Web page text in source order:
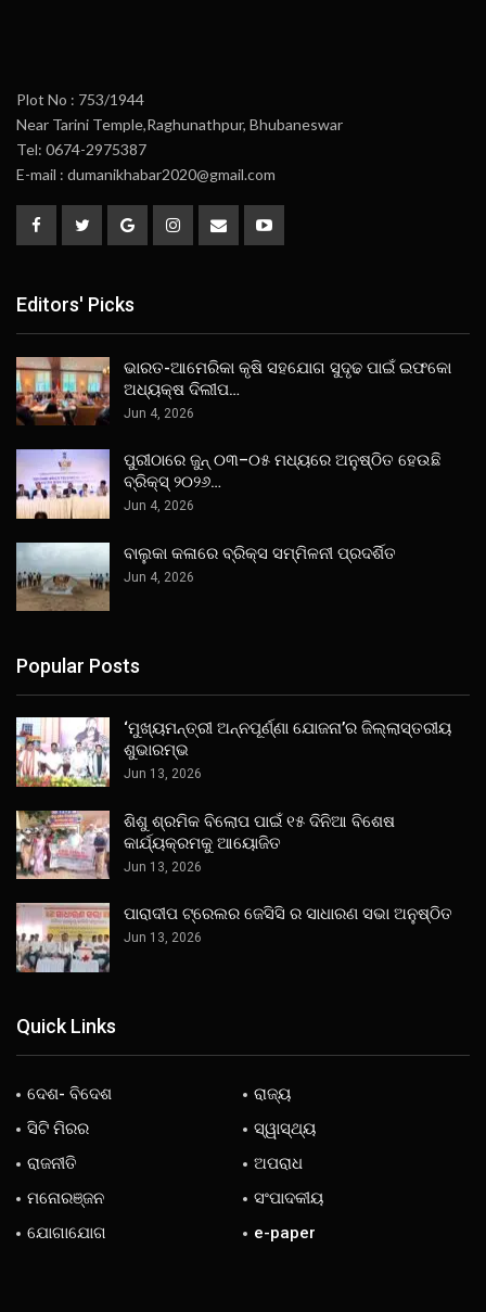
Plot No : 753/1944
Near Tarini Temple,Raghunathpur, Bhubaneswar
Tel: 0674-2975387
E-mail : dumanikhabar2020@gmail.com
Editors' Picks
ଭାରତ-ଆମେରିକା କୃଷି ସହଯୋଗ ସୁଦୃଢ ପାଇଁ ଇଫକୋ
ଅଧ୍ୟକ୍ଷ ଦିଲୀପ…
Jun 4, 2026
ପୁରୀଠାରେ ଜୁନ୍ ୦୩–୦୫ ମଧ୍ୟରେ ଅନୁଷ୍ଠିତ ହେଉଛି
ବ୍ରିକ୍ସ୍ ୨୦୨୬…
Jun 4, 2026
ବାଲୁକା କଳାରେ ବ୍ରିକ୍ସ ସମ୍ମିଳନୀ ପ୍ରଦର୍ଶିତ
Jun 4, 2026
Popular Posts
‘ମୁଖ୍ୟମନ୍ତ୍ରୀ ଅନ୍ନପୂର୍ଣ୍ଣା ଯୋଜନା’ର ଜିଲ୍ଲାସ୍ତରୀୟ
ଶୁଭାରମ୍ଭ
Jun 13, 2026
ଶିଶୁ ଶ୍ରମିକ ବିଲୋପ ପାଇଁ ୧୫ ଦିନିଆ ବିଶେଷ
କାର୍ଯ୍ୟକ୍ରମକୁ ଆୟୋଜିତ
Jun 13, 2026
ପାରାଦୀପ ଟ୍ରେଲର ଜେସିସି ର ସାଧାରଣ ସଭା ଅନୁଷ୍ଠିତ
Jun 13, 2026
Quick Links
ଦେଶ- ବିଦେଶ
ରାଜ୍ୟ
ସିଟି ମିରର
ସ୍ୱାସ୍ଥ୍ୟ
ରାଜନୀତି
ଅପରାଧ
ମନୋରଞ୍ଜନ
ସଂପାଦକୀୟ
ଯୋଗାଯୋଗ
e-paper